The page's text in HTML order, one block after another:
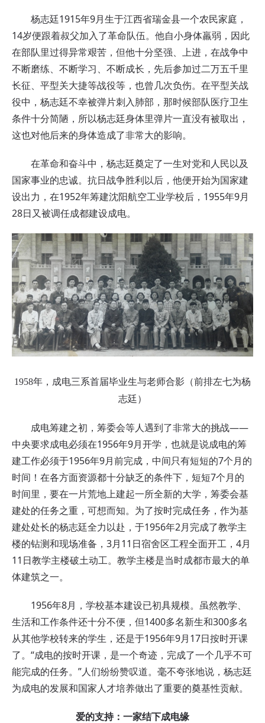
杨志廷1915年9月生于江西省瑞金县一个农民家庭，
14岁便跟着叔父加入了革命队伍。他自小身体羸弱，因此
在部队里过得异常艰苦，但他十分坚强、上进，在战争中
不断磨练、不断学习、不断成长，先后参加过二万五千里
长征、平型关大捷等战役等，也曾几次负伤。在平型关战
役中，杨志廷不幸被弹片刺入肺部，那时候部队医疗卫生
条件十分简陋，所以杨志廷身体里弹片一直没有被取出，
这也对他后来的身体造成了非常大的影响。
在革命和奋斗中，杨志廷奠定了一生对党和人民以及
国家事业的忠诚。抗日战争胜利以后，他便开始为国家建
设出力，在1952年筹建沈阳航空工业学校后，1955年9月
28日又被调任成都建设成电。
1958年，成电三系首届毕业生与老师合影（前排左七为杨
志廷）
成电筹建之初，筹委会等人遇到了非常大的挑战——
中央要求成电必须在1956年9月开学，也就是说成电的筹
建工作必须于1956年9月前完成，中间只有短短的7个月的
时间！在各方面资源都十分缺乏的条件下，短短7个月的
时间里，要在一片荒地上建起一所全新的大学，筹委会基
建处的任务之重，可想而知。为了按时完成任务，作为基
建处处长的杨志廷全力以赴，于1956年2月完成了教学主
楼的钻测和现场准备，3月11日宿舍区工程全面开工，4月
11日教学主楼破土动工。教学主楼是当时成都市最大的单
体建筑之一。
1956年8月，学校基本建设已初具规模。虽然教学、
生活和工作条件还十分不便，但1400多名新生和300多名
从其他学校转来的学生，还是于1956年9月17日按时开课
了。“成电的按时开课，是一个奇迹，完成了一个几乎不可
能完成的任务。”人们纷纷赞叹道。毫不夸张地说，杨志廷
为成电的发展和国家人才培养做出了重要的奠基性贡献。
爱的支持：一家结下成电缘